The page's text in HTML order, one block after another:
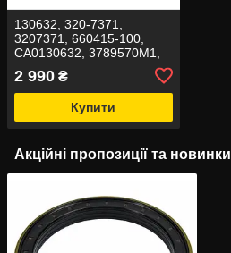
130632, 320-7371,
3207371, 660415-100,
CA0130632, 3789570M1,
поворотного кулака
2 990 ₴
Купити
Акційні пропозиції та новинки